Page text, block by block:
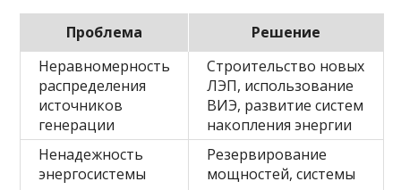
Проблема
Решение
Неравномерность
распределения
источников
генерации
Строительство новых
ЛЭП, использование
ВИЭ, развитие систем
накопления энергии
Ненадежность
энергосистемы
Резервирование
мощностей, системы